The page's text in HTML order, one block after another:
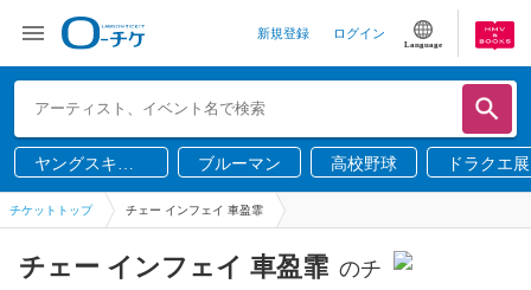
新規登録 ログイン
Language
ヤングスキニ
ー
ブルーマン 高校野球 ドラクエ展
チケットトップ チェー インフェイ 車盈霏
チェー インフェイ 車盈霏 のチ